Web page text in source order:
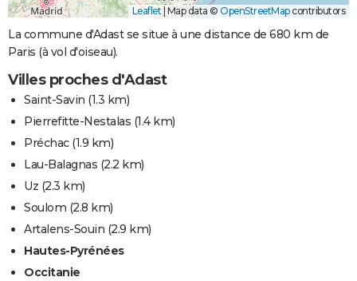
Leaflet|Map data © OpenStreetMapcontributors
La commune d'Adast se situe à une distance de 680 km de
Paris (à vol d'oiseau).
Villes proches d'Adast
Saint-Savin (1.3 km)
Pierrefitte-Nestalas (1.4 km)
Préchac(1.9 km)
Lau-Balagnas (2.2 km)
Uz (2.3 km)
Soulom (2.8 km)
Artalens-Souin (2.9 km)
Hautes-Pyrénées
Occitanie